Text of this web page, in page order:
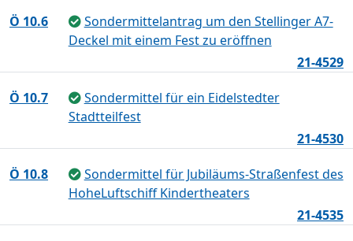
Ö 10.6
Sondermittelantrag um den Stellinger A7-
Deckel mit einem Fest zu eröffnen
21-4529
Ö 10.7
Sondermittel für ein Eidelstedter
Stadtteilfest
21-4530
Ö 10.8
Sondermittel für Jubiläums-Straßenfest des
HoheLuftschiff Kindertheaters
21-4535